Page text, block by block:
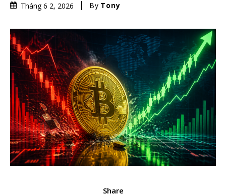
Tháng 6 2, 2026 By Tony
Share